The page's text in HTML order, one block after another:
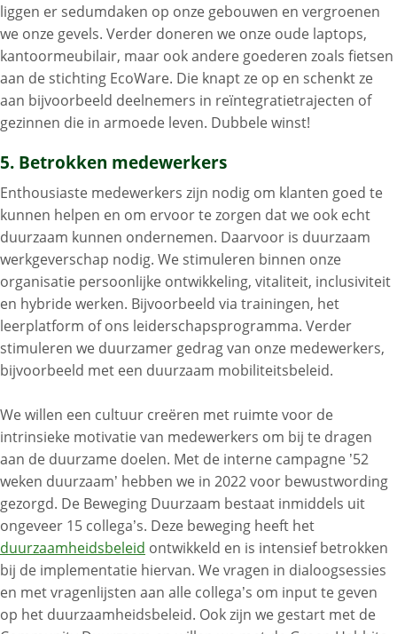
liggen er sedumdaken op onze gebouwen en vergroenen
we onze gevels. Verder doneren we onze oude laptops,
kantoormeubilair, maar ook andere goederen zoals fietsen
aan de stichting EcoWare. Die knapt ze op en schenkt ze
aan bijvoorbeeld deelnemers in reïntegratietrajecten of
gezinnen die in armoede leven. Dubbele winst!
5. Betrokken medewerkers
Enthousiaste medewerkers zijn nodig om klanten goed te
kunnen helpen en om ervoor te zorgen dat we ook echt
duurzaam kunnen ondernemen. Daarvoor is duurzaam
werkgeverschap nodig. We stimuleren binnen onze
organisatie persoonlijke ontwikkeling, vitaliteit, inclusiviteit
en hybride werken. Bijvoorbeeld via trainingen, het
leerplatform of ons leiderschapsprogramma. Verder
stimuleren we duurzamer gedrag van onze medewerkers,
bijvoorbeeld met een duurzaam mobiliteitsbeleid.
We willen een cultuur creëren met ruimte voor de
intrinsieke motivatie van medewerkers om bij te dragen
aan de duurzame doelen. Met de interne campagne ’52
weken duurzaam’ hebben we in 2022 voor bewustwording
gezorgd. De Beweging Duurzaam bestaat inmiddels uit
ongeveer 15 collega’s. Deze beweging heeft het
duurzaamheidsbeleid ontwikkeld en is intensief betrokken
bij de implementatie hiervan. We vragen in dialoogsessies
en met vragenlijsten aan alle collega’s om input te geven
op het duurzaamheidsbeleid. Ook zijn we gestart met de